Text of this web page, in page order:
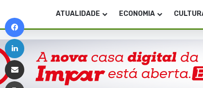
ATUALIDADE ECONOMIA
Linkedin
Imprimir